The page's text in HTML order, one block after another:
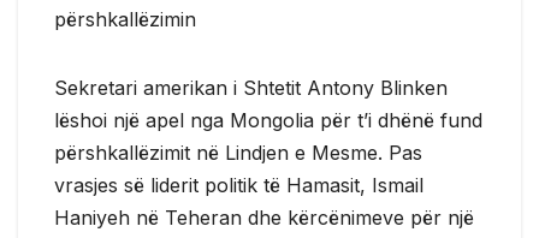
përshkallëzimin
Sekretari amerikan i Shtetit Antony Blinken
lëshoi një apel nga Mongolia për t’i dhënë fund
përshkallëzimit në Lindjen e Mesme. Pas
vrasjes së liderit politik të Hamasit, Ismail
Haniyeh në Teheran dhe kërcënimeve për një